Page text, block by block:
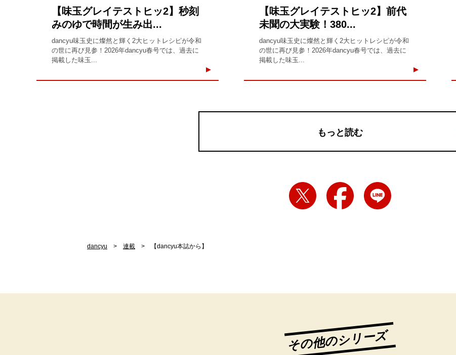
【味玉グレイテストヒッ2】秒刻
みのゆで時間が生み出...
dancyu味玉史に燦然と輝く2大ヒットレシピが令和
の世に再び見参！2026年dancyu春号では、過去に
掲載した味玉...
【味玉グレイテストヒッ2】前代
未聞の大実験！380...
dancyu味玉史に燦然と輝く2大ヒットレシピが令和
の世に再び見参！2026年dancyu春号では、過去に
掲載した味玉...
もっと読む
dancyu 連載 【dancyu本誌から】
その他のシリーズ